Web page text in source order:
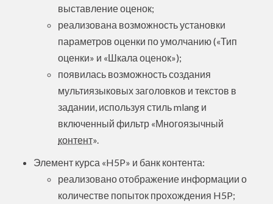
выставление оценок;
реализована возможность установки
параметров оценки по умолчанию («Тип
оценки» и «Шкала оценок»);
появилась возможность создания
мультиязыковых заголовков и текстов в
задании, используя стиль mlang и
включенный фильтр «Многоязычный
контент».
Элемент курса «H5P» и банк контента:
реализовано отображение информации о
количестве попыток прохождения H5P;